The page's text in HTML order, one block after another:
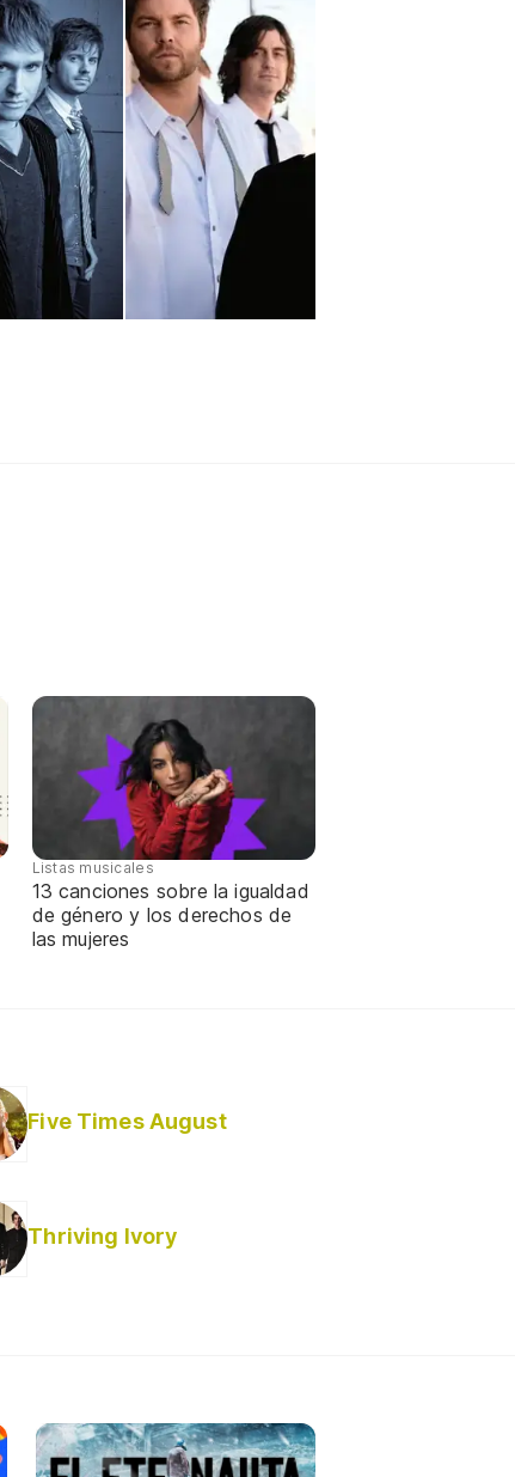
Listas musicales
13 canciones sobre la igualdad
de género y los derechos de
las mujeres
Five Times August
Thriving Ivory